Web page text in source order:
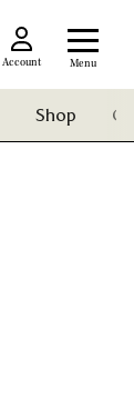
Account Menu
Shop